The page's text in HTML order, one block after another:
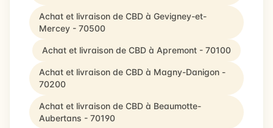
Achat et livraison de CBD à Gevigney-et-
Mercey - 70500
Achat et livraison de CBD à Apremont - 70100
Achat et livraison de CBD à Magny-Danigon -
70200
Achat et livraison de CBD à Beaumotte-
Aubertans - 70190